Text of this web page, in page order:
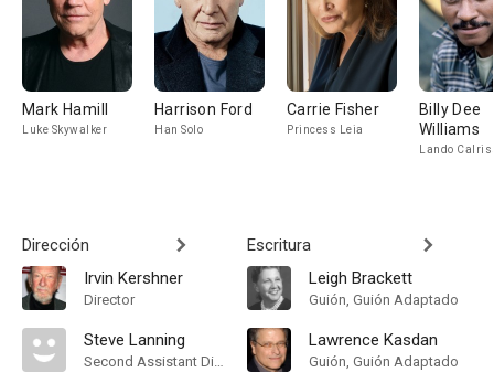
Mark Hamill
Luke Skywalker
Harrison Ford
Han Solo
Carrie Fisher
Princess Leia
Billy Dee
Williams
Lando
Dirección
Irvin Kershner
Director
Steve Lanning
Second Assistant Director
Escritura
Leigh Brackett
Guión, Guión Adaptado
Lawrence Kasdan
Guión, Guión Adaptado